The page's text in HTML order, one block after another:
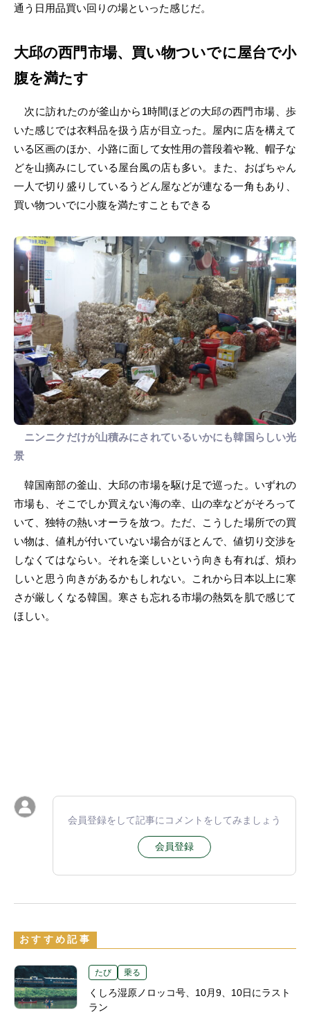
通う日用品買い回りの場といった感じだ。
大邱の西門市場、買い物ついでに屋台で小
腹を満たす
次に訪れたのが釜山から1時間ほどの大邱の西門市場、歩
いた感じでは衣料品を扱う店が目立った。屋内に店を構えて
いる区画のほか、小路に面して女性用の普段着や靴、帽子な
どを山摘みにしている屋台風の店も多い。また、おばちゃん
一人で切り盛りしているうどん屋などが連なる一角もあり、
買い物ついでに小腹を満たすこともできる
ニンニクだけが山積みにされているいかにも韓国らしい光
景
韓国南部の釜山、大邱の市場を駆け足で巡った。いずれの
市場も、そこでしか買えない海の幸、山の幸などがそろって
いて、独特の熱いオーラを放つ。ただ、こうした場所での買
い物は、値札が付いていない場合がほとんで、値切り交渉を
しなくてはならい。それを楽しいという向きも有れば、煩わ
しいと思う向きがあるかもしれない。これから日本以上に寒
さが厳しくなる韓国。寒さも忘れる市場の熱気を肌で感じて
ほしい。
会員登録をして記事にコメントをしてみましょう
会員登録
おすすめ記事
たび 乗る
くしろ湿原ノロッコ号、10月9、10日にラスト
ラン